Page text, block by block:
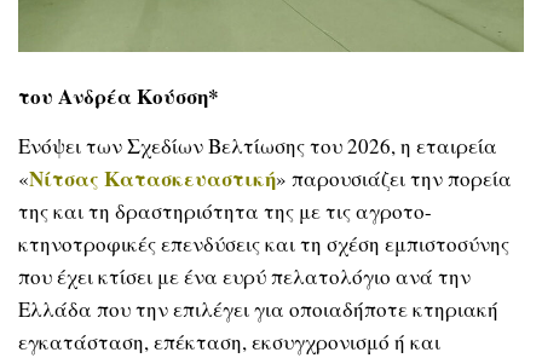
του Ανδρέα Κούσση*
Eνόψει των Σχεδίων Βελτίωσης του 2026, η εταιρεία
«Νίτσας Κατασκευαστική» παρουσιάζει την πορεία
της και τη δραστηριότητα της με τις αγροτο-
κτηνοτροφικές επενδύσεις και τη σχέση εμπιστοσύνης
που έχει κτίσει με ένα ευρύ πελατολόγιο ανά την
Ελλάδα που την επιλέγει για οποιαδήποτε κτηριακή
εγκατάσταση, επέκταση, εκσυγχρονισμό ή και